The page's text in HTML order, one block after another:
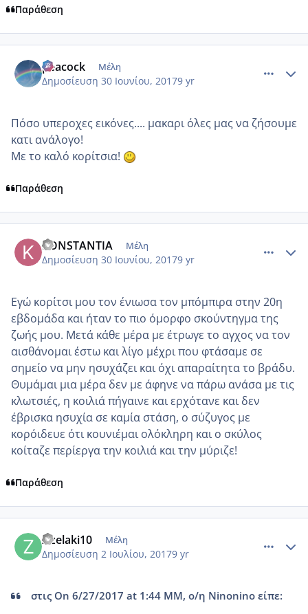
Παράθεση
peacock Μέλη
Δημοσίευση 30 Ιουνίου, 20179 yr
Πόσο υπεροχες εικόνες.... μακαρι όλες μας να ζήσουμε
κατι ανάλογο!
Με το καλό κορίτσια!
Παράθεση
KONSTANTIA Μέλη
Δημοσίευση 30 Ιουνίου, 20179 yr
Εγώ κορίτσι μου τον ένιωσα τον μπόμπιρα στην 20η
εβδομάδα και ήταν το πιο όμορφο σκούντηγμα της
ζωής μου. Μετά κάθε μέρα με έτρωγε το αγχος να τον
αισθάνομαι έστω και λίγο μέχρι που φτάσαμε σε
σημείο να μην ησυχάζει και όχι απαραίτητα το βράδυ.
Θυμάμαι μια μέρα δεν με άφηνε να πάρω ανάσα με τις
κλωτσιές, η κοιλιά πήγαινε και ερχότανε και δεν
έβρισκα ησυχία σε καμία στάση, ο σύζυγος με
κορόιδευε ότι κουνιέμαι ολόκληρη και ο σκύλος
κοίταζε περίεργα την κοιλιά και την μύριζε!
Παράθεση
zizelaki10 Μέλη
Δημοσίευση 2 Ιουλίου, 20179 yr
στις On 6/27/2017 at 1:44 ΜΜ, ο/η Ninonino είπε: